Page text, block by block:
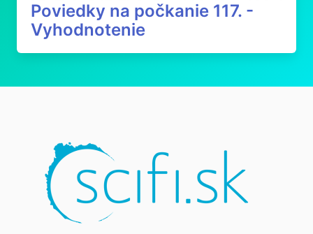
Poviedky na počkanie 117. -
Vyhodnotenie